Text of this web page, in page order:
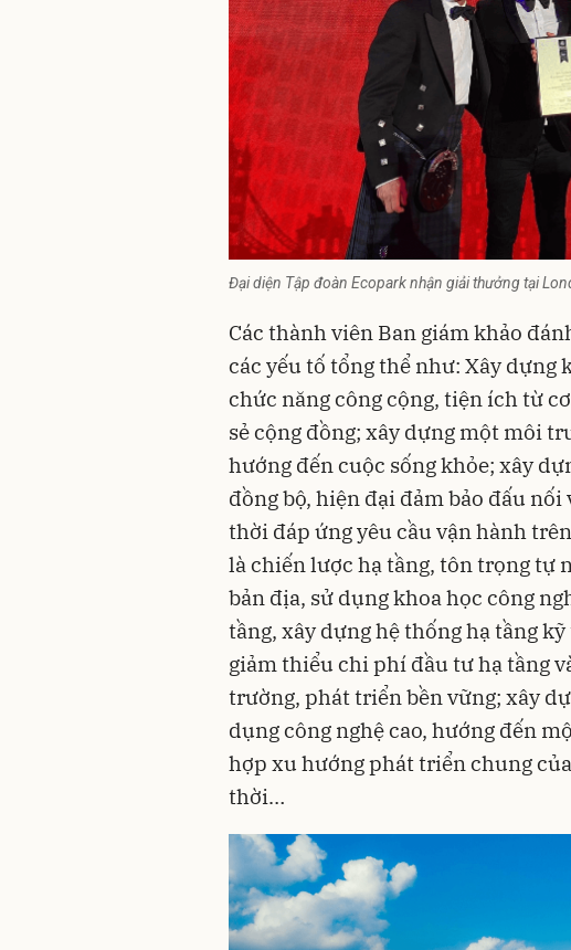
Đại diện Tập đoàn Ecopark nhận giải thưởng tại
Các thành viên Ban giám khảo
các yếu tố tổng thể như: Xây
chức năng công cộng, tiện ích từ
sẻ cộng đồng; xây dựng một môi
hướng đến cuộc sống khỏe; xây
đồng bộ, hiện đại đảm bảo đấu
thời đáp ứng yêu cầu vận hành
là chiến lược hạ tầng, tôn trọng tự
bản địa, sử dụng khoa học công
tầng, xây dựng hệ thống hạ tầng
giảm thiểu chi phí đầu tư hạ tầng
trường, phát triển bền vững; xây
dụng công nghệ cao, hướng đến
hợp xu hướng phát triển chung
thời…